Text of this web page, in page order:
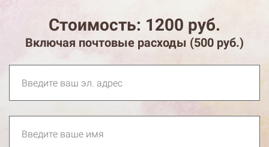
Стоимость: 1200 руб.
Включая почтовые расходы (500 руб.)